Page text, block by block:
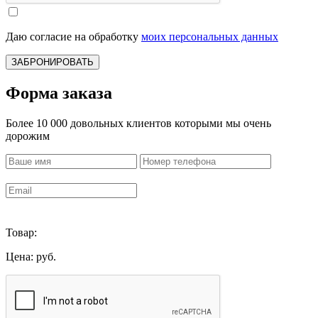
Даю согласие на обработку моих персональных данных
ЗАБРОНИРОВАТЬ
Форма заказа
Более 10 000 довольных клиентов которыми мы очень
дорожим
Товар:
Цена: руб.